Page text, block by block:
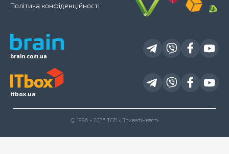
brain.com.ua
Політика конфіденційності
itbox.ua
© 1996 - 2026 ТОВ «Приватінвест»